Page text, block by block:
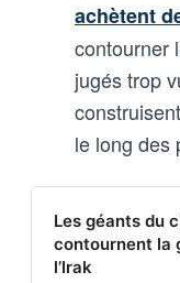
achètent
contourner
jugés trop
le long des
Les géants du
contournent la
l’Irak